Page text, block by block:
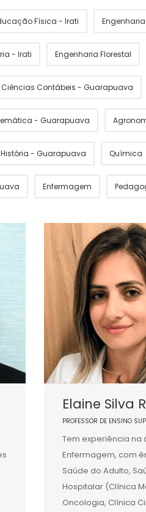
Física - Irati
- Irati Engenharia Florestal
Ciências Contábeis - Guarapuava
- Guarapuava
História - Guarapuava Química
Enfermagem
Elaine Silva
PROFESSOR DE ENSINO
Tem experiência na
Enfermagem, com
Saúde do Adulto,
Hospitalar (Clínica
Oncologia, Clínica